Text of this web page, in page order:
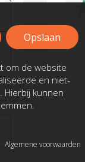
om de website
en niet-
Hierbij kunnen
Opslaan
Algemene voorwaarden